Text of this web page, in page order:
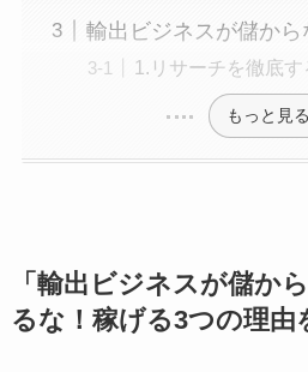
輸出ビジネスが儲か
1.リサーチを徹底す
もっと見る
「輸出ビジネスが儲か
るな！稼げる3つの理由